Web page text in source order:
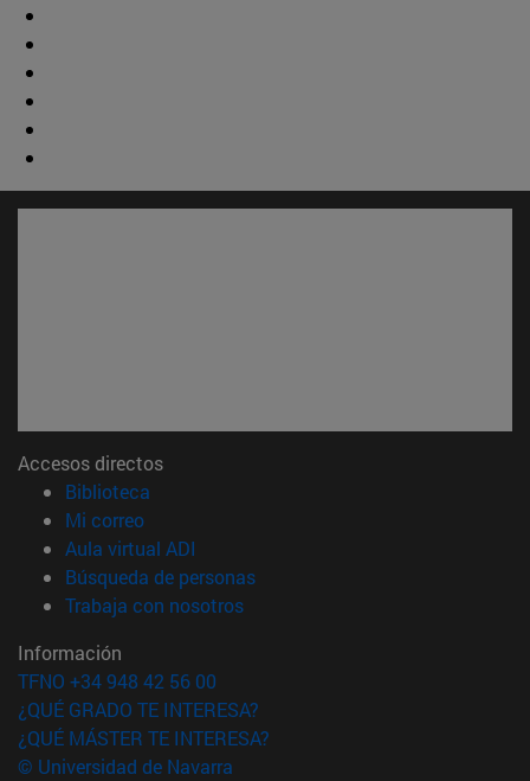
Accesos directos
Biblioteca
Mi correo(abre en nueva ventana)
Aula virtual ADI
Búsqueda de personas(abre en nueva ventana)
Trabaja con nosotros(abre en nueva ventana)
Información
TFNO +34 948 42 56 00
¿QUÉ GRADO TE INTERESA?
¿QUÉ MÁSTER TE INTERESA?
© Universidad de Navarra